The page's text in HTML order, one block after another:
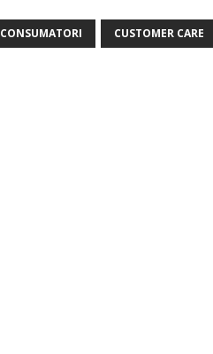
CONSUMATORI CUSTOMER CARE